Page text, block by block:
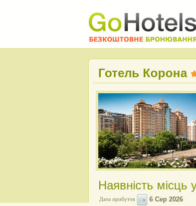
Готель Корона
Наявність місць
Дата прибуття